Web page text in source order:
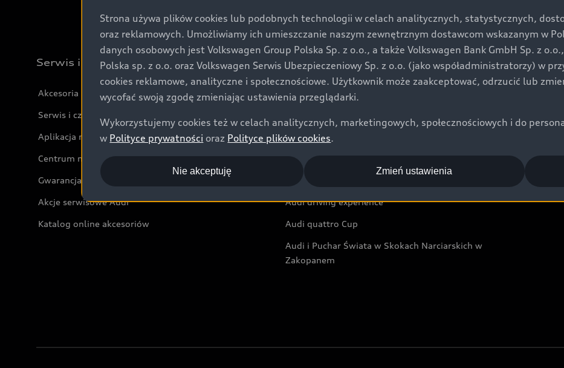
Audi exclusive
Serwis i akcesoria
Akcesoria
Serwis i części
Aplikacja myAudi i usługi cyfrowe
Centrum napraw powypadkowych
Gwarancja
Akcje serwisowe Audi
Katalog online akcesoriów
Świat Audi
Aktualności i historie postępu
Audi Nuvolari
Audi Sport Festiwal
Audi i Muzeum Sztuki Nowoczesnej w Warszawie
Audi driving experience
Audi quattro Cup
Audi i Puchar Świata w Skokach Narciarskich w
Zakopanem
Strona używa plików cookies lub podobnych technologii w celach analitycznych, statystycznych,
oraz reklamowych. Umożliwiamy ich umieszczanie naszym zewnętrznym dostawcom wskazanym w
danych osobowych jest Volkswagen Group Polska Sp. z o.o., a także Volkswagen Bank GmbH Sp. z
Polska sp. z o.o. oraz Volkswagen Serwis Ubezpieczeniowy Sp. z o.o. (jako współadministratorzy) w
cookies reklamowe, analityczne i społecznościowe. Użytkownik może zaakceptować, odrzucić lub
wycofać swoją zgodę zmieniając ustawienia przeglądarki.
Wykorzystujemy cookies też w celach analitycznych, marketingowych, społecznościowych i do
w Polityce prywatności oraz Polityce plików cookies.
Nie akceptuję Zmień ustawienia